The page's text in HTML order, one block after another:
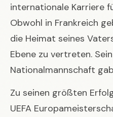
internationale Karriere
Obwohl in Frankreich
die Heimat seines
Ebene zu vertreten.
Nationalmannschaft
Zu seinen größten
UEFA